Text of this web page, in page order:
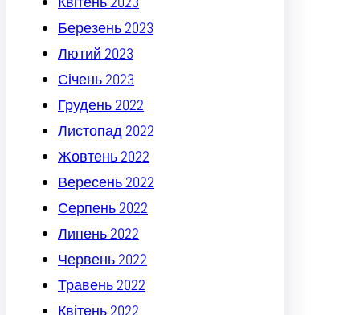
Березень 2023
Лютий 2023
Січень 2023
Грудень 2022
Листопад 2022
Жовтень 2022
Вересень 2022
Серпень 2022
Липень 2022
Червень 2022
Травень 2022
Квітень 2022